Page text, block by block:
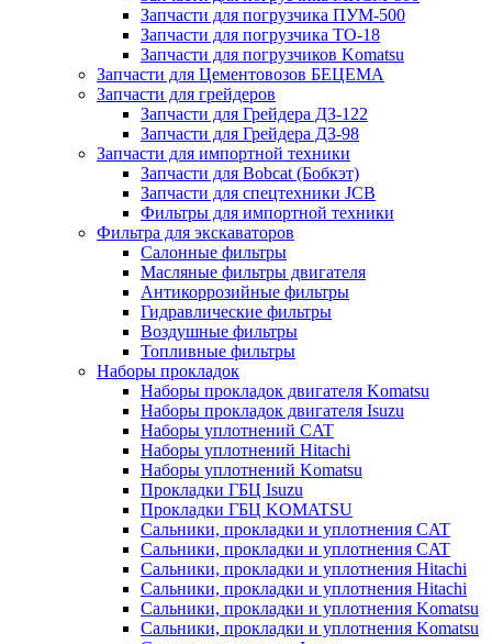
Запчасти для погрузчика ПУМ-500
Запчасти для погрузчика ТО-18
Запчасти для погрузчиков Komatsu
Запчасти для Цементовозов БЕЦЕМА
Запчасти для грейдеров
Запчасти для Грейдера ДЗ-122
Запчасти для Грейдера ДЗ-98
Запчасти для импортной техники
Запчасти для Bobcat (Бобкэт)
Запчасти для спецтехники JCB
Фильтры для импортной техники
Фильтра для экскаваторов
Салонные фильтры
Масляные фильтры двигателя
Антикоррозийные фильтры
Гидравлические фильтры
Воздушные фильтры
Топливные фильтры
Наборы прокладок
Наборы прокладок двигателя Komatsu
Наборы прокладок двигателя Isuzu
Наборы уплотнений CAT
Наборы уплотнений Hitachi
Наборы уплотнений Komatsu
Прокладки ГБЦ Isuzu
Прокладки ГБЦ KOMATSU
Сальники, прокладки и уплотнения CAT
Сальники, прокладки и уплотнения CAT
Сальники, прокладки и уплотнения Hitachi
Сальники, прокладки и уплотнения Hitachi
Сальники, прокладки и уплотнения Komatsu
Сальники, прокладки и уплотнения Komatsu